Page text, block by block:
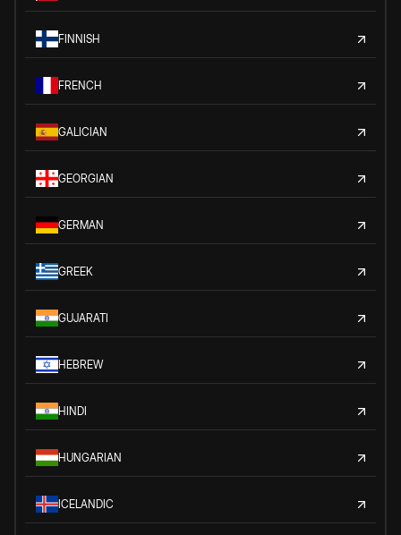
FINNISH
FRENCH
GALICIAN
GEORGIAN
GERMAN
GREEK
GUJARATI
HEBREW
HINDI
HUNGARIAN
ICELANDIC